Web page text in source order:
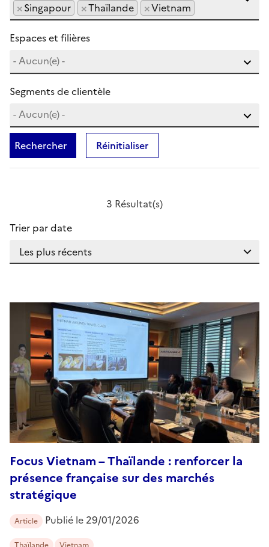
×Singapour ×Thaïlande ×Vietnam
Espaces et filières
Segments de clientèle
Rechercher Réinitialiser
3 Résultat(s)
Trier par date
Focus Vietnam – Thaïlande : renforcer la
présence française sur des marchés
stratégique
Article Publié le 29/01/2026